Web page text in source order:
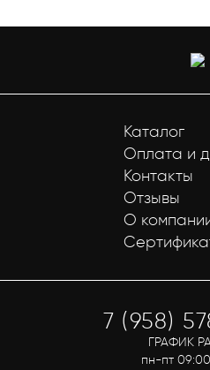
Каталог
Оплата и
Контакты
Отзывы
О
7 (958)
ГРАФИК
пн-пт